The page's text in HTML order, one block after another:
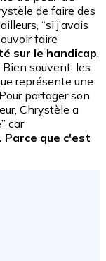
de faire des
“si j’avais
faire
sur le handicap
souvent, les
représente une
partager son
Chrystèle a
car
Parce que c'est